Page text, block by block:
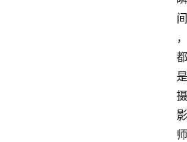
间
，
都
是
摄
影
师